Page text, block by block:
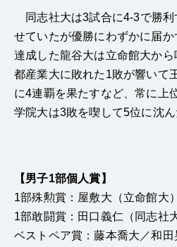
同志社大は3試合に4-3で勝利
せていたが優勝にわずかに届
達成した龍谷大は立命館大か
都産業大に敗れた1敗が響いて
に4連覇を果たすなど、常に上
学院大は3敗を喫して5位に沈ん
【男子1部個人賞】
1部殊勲賞：屋敷大（立命館大）
1部敢闘賞：田口義仁（同志社大
ベストペア賞：藤本喬大／和田